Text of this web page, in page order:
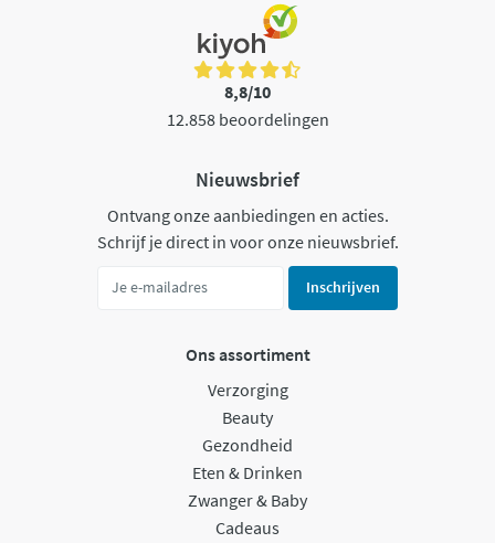
8,8/10
12.858 beoordelingen
Nieuwsbrief
Ontvang onze aanbiedingen en acties.
Schrijf je direct in voor onze nieuwsbrief.
Inschrijven
Ons assortiment
Verzorging
Beauty
Gezondheid
Eten & Drinken
Zwanger & Baby
Cadeaus